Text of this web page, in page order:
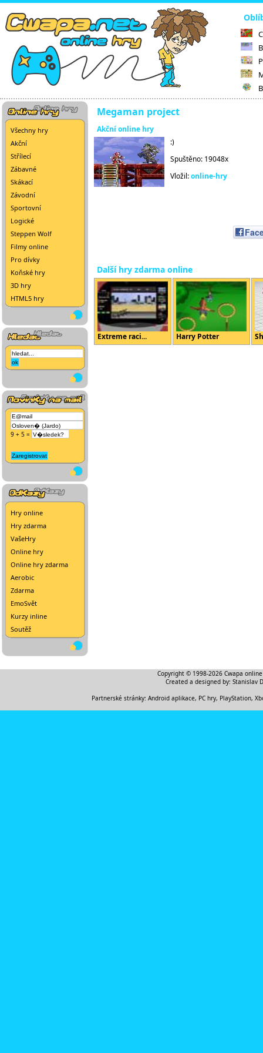
Všechny hry
Akční
Střílecí
Zábavné
Skákací
Závodní
Sportovní
Logické
Steppen Wolf
Filmy online
Pro dívky
Koňské hry
3D hry
HTML5 hry
9 + 5 =
Hry online
Hry zdarma
VašeHry
Online hry
Online hry zdarma
Aerobic
Zdarma
EmoSvět
Kurzy inline
Soutěž
Megaman project
Akční online hry
:)
Spuštěno: 19048x
Vložil:online-hry
Další hry zdarma online
Extreme raci... Harry Potter
Copyright © 1998-2026 Cwapa
Created a designed by: Stanislav
Partnerské stránky: Android aplikace, PC hry, PlayStation,